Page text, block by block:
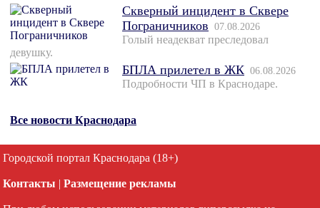
Скверный инцидент в Сквере
Пограничников 07.08.2026
Голый неадекват преследовал
девушку.
БПЛА прилетел в ЖК 06.08.2026
Подробности ЧП в Краснодаре.
Все новости Краснодара
Городской портал Краснодара (18+)
Контакты | Размещение рекламы